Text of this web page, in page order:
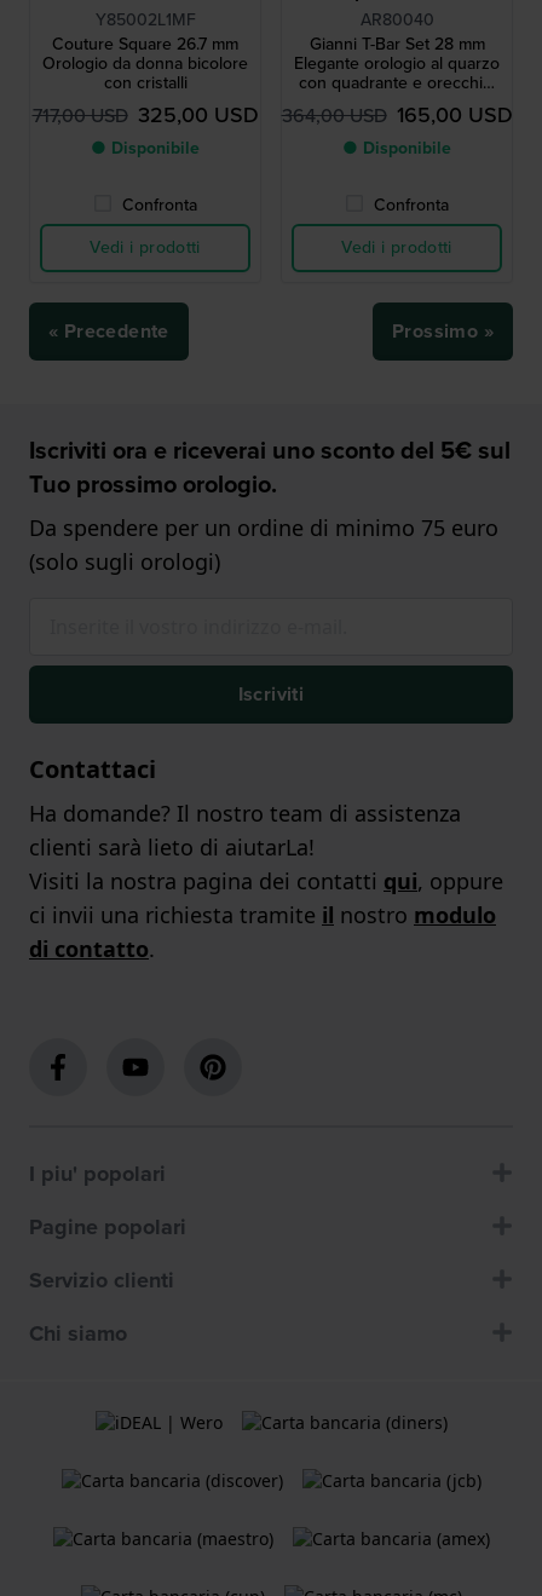
Y85002L1MF
Couture Square 26.7 mm
Orologio da donna bicolore
con cristalli
717,00 USD 325,00 USD
● Disponibile
Confronta
Vedi i prodotti
AR80040
Gianni T-Bar Set 28 mm
Elegante orologio al quarzo
con quadrante e orecchini
MOP
364,00 USD 165,00 USD
● Disponibile
Confronta
Vedi i prodotti
« Precedente Prossimo »
Iscriviti ora e riceverai uno sconto del 5€ sul
Tuo prossimo orologio.
Da spendere per un ordine di minimo 75 euro
(solo sugli orologi)
Iscriviti
Contattaci
Ha domande? Il nostro team di assistenza
clienti sarà lieto di aiutarLa!
Visiti la nostra pagina dei contatti qui, oppure
ci invii una richiesta tramite il nostro modulo
di contatto.
I piu' popolari
Pagine popolari
Servizio clienti
Chi siamo